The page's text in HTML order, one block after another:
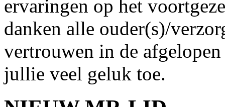
ervaringen op het
danken alle ouder(s)/
vertrouwen in de
jullie veel geluk toe.